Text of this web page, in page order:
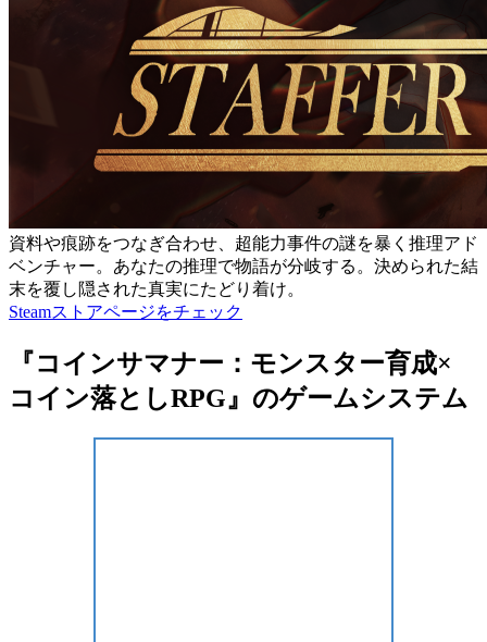
資料や痕跡をつなぎ合わせ、超能力事件の謎を暴く推理アド
ベンチャー。あなたの推理で物語が分岐する。決められた結
末を覆し隠された真実にたどり着け。
Steamストアページをチェック
『コインサマナー：モンスター育成×
コイン落としRPG』のゲームシステム